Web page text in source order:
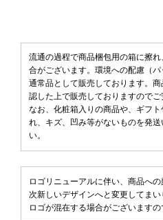
流通の過程で商品梱包用の箱に擦
合がございます。環境への配慮（
通常品として販売しております。
認した上で販売しておりますのでご
なお、化粧箱入りの商品や、ギフ
れ、キズ、凹み等がないものを発
い。
ロゴリニューアルに伴い、商品へ
次新しいデザインへと変更してま
ロゴが混在する場合がございますの